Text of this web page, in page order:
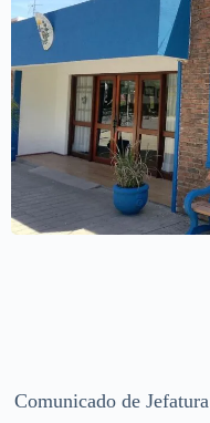
Comunicado de Jefatura